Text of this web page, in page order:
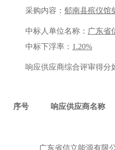
采购内容： 郁南县殡仪馆
中标人单位名称： 广东省
中标下浮率： 1.20%
响应供应商综合评审得分
序号 响应供应商名称
广东省信立能源有限